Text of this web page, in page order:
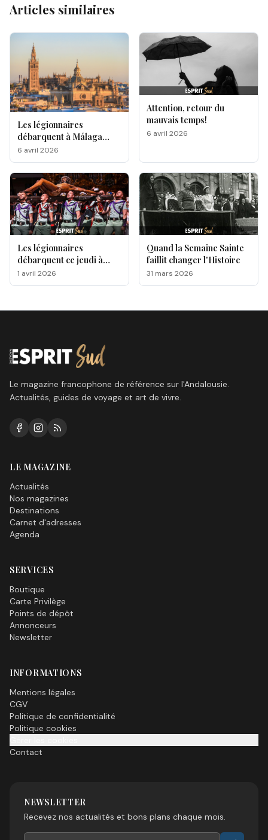
Articles similaires
Les légionnaires
débarquent à Málaga
pour la Semaine Sainte
6 avril 2026
Attention, retour du
mauvais temps!
6 avril 2026
Les légionnaires
débarquent ce jeudi à
Málaga, voici le
programme !
1 avril 2026
Quand la Semaine Sainte
faillit changer l'Histoire
31 mars 2026
Le magazine francophone de référence sur l'Andalousie.
Actualités, guides de voyage et art de vivre.
LE MAGAZINE
Actualités
Nos magazines
Destinations
Carnet d'adresses
Agenda
SERVICES
Boutique
Carte Privilège
Points de dépôt
Annonceurs
Newsletter
INFORMATIONS
Mentions légales
CGV
Politique de confidentialité
Politique cookies
Contact
NEWSLETTER
Recevez nos actualités et bons plans chaque mois.